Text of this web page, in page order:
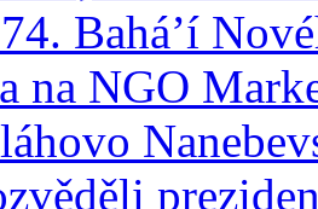
Bahá’í
na NGO